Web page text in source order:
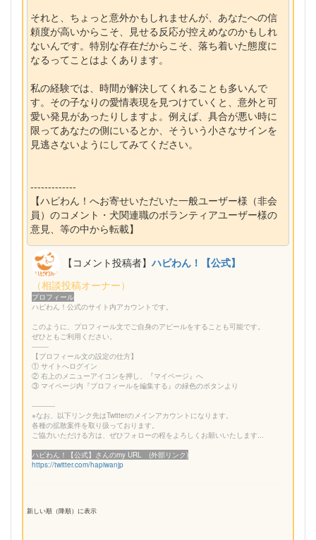
それと、ちょっと意外かもしれませんが、あなたへの信
頼度が高いからこそ、見せる反応が控えめなのかもしれ
ないんです。特別な存在だからこそ、落ち着いた態度に
なるってことはよくあります。
私の経験では、時間が解決してくれることも多いんで
す。その子なりの愛情表現を見つけていくと、意外と可
愛い発見があったりしますよ。例えば、具合が悪い時に
限ってあなたの側にいるとか、そういう小さなサインを
見逃さないようにしてみてください。
-------------
【ハピわん！へお寄せいただいた一般ユーザー様（非会
員）のコメント・犬関連職のボランティアユーザー様の
意見、等の中から転載】
【コメント投稿者】ハピわん！【公式】
（相談投稿オーナー）
プロフィール
ハピわん！公式のサイト内アカウントです。
このように、プロフィール文でご自身のアピールをすることも可能です。
ぜひともご利用ください。
--------
【プロフィール文の設定の仕方】
① サイトへログイン
② 右上のメニューアイコンを押し、『マイページ』へ
③ マイページ内『プロフィールを編集する』の緑色のボタンより
-----------
※なお、以下リンク先はTwitterのメインアカウントになります。
各種の拡散案件を取り扱っております。
ご協力いただける方は、ぜひフォローの程をよろしくお願いいたします...
ハピわん！【公式】さんのmy URL (外部リンク)
https://twitter.com/hapiwanjp
新しい順（降順）に表示